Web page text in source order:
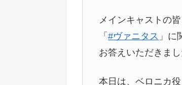
メインキャストの
「#ヴァニタス 」に
お答えいただきま
本日は、ベロニカ役